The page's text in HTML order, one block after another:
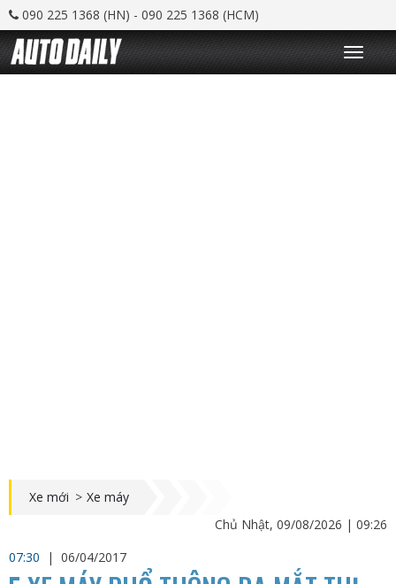
090 225 1368 (HN) - 090 225 1368 (HCM)
T
o
g
Xe mới > Xe máy
Chủ Nhật, 09/08/2026 | 09:26
07:30
| 06/04/2017